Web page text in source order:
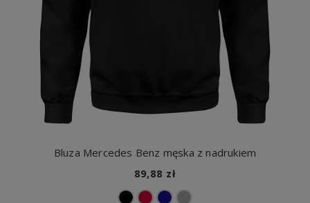
Bluza Mercedes Benz męska z nadrukiem
89,88 zł